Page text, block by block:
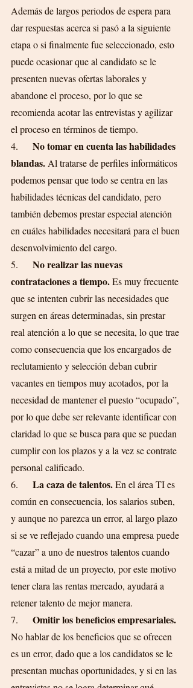
Además de largos periodos de espera para
dar respuestas acerca si pasó a la siguiente
etapa o si finalmente fue seleccionado, esto
puede ocasionar que al candidato se le
presenten nuevas ofertas laborales y
abandone el proceso, por lo que se
recomienda acotar las entrevistas y agilizar
el proceso en términos de tiempo.
4. No tomar en cuenta las habilidades
blandas. Al tratarse de perfiles informáticos
podemos pensar que todo se centra en las
habilidades técnicas del candidato, pero
también debemos prestar especial atención
en cuáles habilidades necesitará para el buen
desenvolvimiento del cargo.
5. No realizar las nuevas
contrataciones a tiempo. Es muy frecuente
que se intenten cubrir las necesidades que
surgen en áreas determinadas, sin prestar
real atención a lo que se necesita, lo que trae
como consecuencia que los encargados de
reclutamiento y selección deban cubrir
vacantes en tiempos muy acotados, por la
necesidad de mantener el puesto “ocupado”,
por lo que debe ser relevante identificar con
claridad lo que se busca para que se puedan
cumplir con los plazos y a la vez se contrate
personal calificado.
6. La caza de talentos. En el área TI es
común en consecuencia, los salarios suben,
y aunque no parezca un error, al largo plazo
si se ve reflejado cuando una empresa puede
“cazar” a uno de nuestros talentos cuando
está a mitad de un proyecto, por este motivo
tener clara las rentas mercado, ayudará a
retener talento de mejor manera.
7. Omitir los beneficios empresariales.
No hablar de los beneficios que se ofrecen
es un error, dado que a los candidatos se le
presentan muchas oportunidades, y si en las